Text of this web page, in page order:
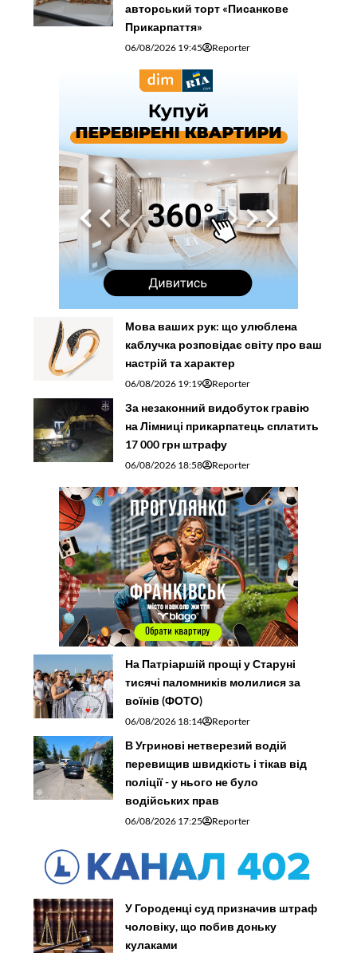
авторський торт «Писанкове
Прикарпаття»
06/08/2026 19:45 Reporter
Мова ваших рук: що улюблена
каблучка розповідає світу про ваш
настрій та характер
06/08/2026 19:19 Reporter
За незаконний видобуток гравію
на Лімниці прикарпатець сплатить
17 000 грн штрафу
06/08/2026 18:58 Reporter
На Патріаршій прощі у Старуні
тисячі паломників молилися за
воїнів (ФОТО)
06/08/2026 18:14 Reporter
В Угринові нетверезий водій
перевищив швидкість і тікав від
поліції - у нього не було
водійських прав
06/08/2026 17:25 Reporter
У Городенці суд призначив штраф
чоловіку, що побив доньку
кулаками